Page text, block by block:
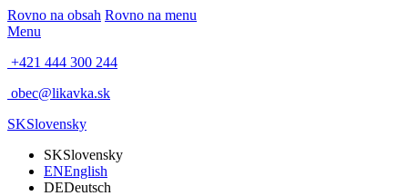
Rovno na obsah Rovno na menu
Menu
+421 444 300 244
obec@likavka.sk
SKSlovensky
SKSlovensky
ENEnglish
DEDeutsch